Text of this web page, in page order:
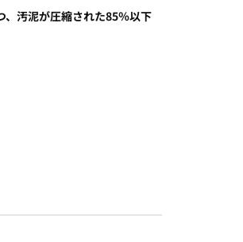
、汚泥が圧縮された85％以下